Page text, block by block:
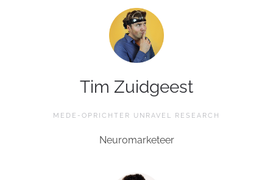
Tim Zuidgeest
MEDE-OPRICHTER UNRAVEL RESEARCH
Neuromarketeer